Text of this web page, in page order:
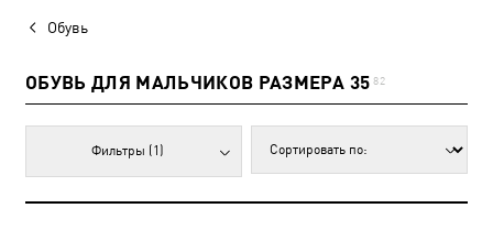
Обувь
ОБУВЬ ДЛЯ МАЛЬЧИКОВ РАЗМЕРА 35 82
Фильтры (1)